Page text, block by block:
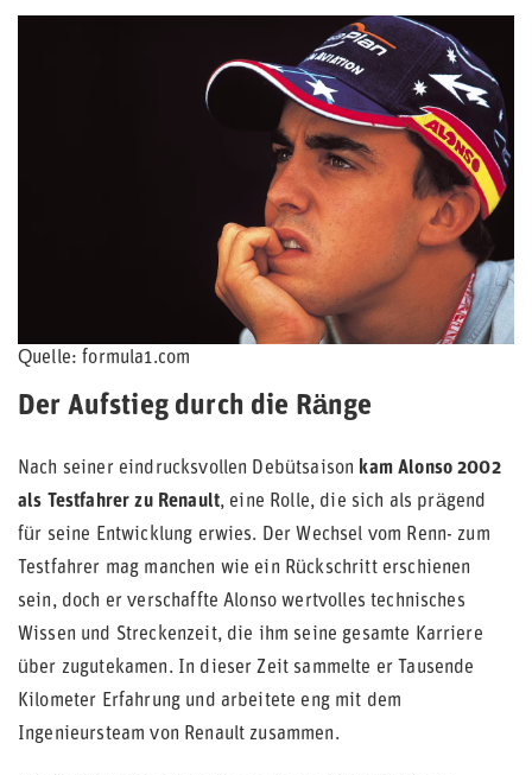
Quelle: formula1.com
Der Aufstieg durch die Ränge
Nach seiner eindrucksvollen Debütsaison kam Alonso 2002
als Testfahrer zu Renault, eine Rolle, die sich als prägend
für seine Entwicklung erwies. Der Wechsel vom Renn- zum
Testfahrer mag manchen wie ein Rückschritt erschienen
sein, doch er verschaffte Alonso wertvolles technisches
Wissen und Streckenzeit, die ihm seine gesamte Karriere
über zugutekamen. In dieser Zeit sammelte er Tausende
Kilometer Erfahrung und arbeitete eng mit dem
Ingenieursteam von Renault zusammen.